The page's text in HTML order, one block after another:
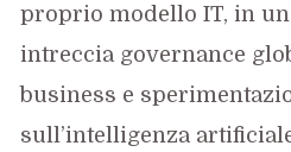
proprio modello IT, in
intreccia governance
business e
sull’intelligenza